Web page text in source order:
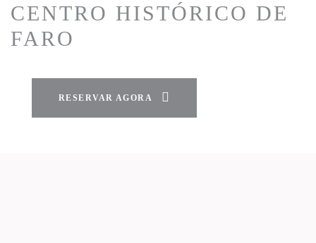
CENTRO HISTÓRICO DE
FARO
RESERVAR AGORA